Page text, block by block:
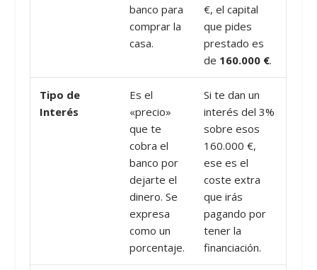
banco para
comprar la
casa.
€, el capital
que pides
prestado es
de 160.000 €.
Tipo de
Interés
Es el
«precio»
que te
cobra el
banco por
dejarte el
dinero. Se
expresa
como un
porcentaje.
Si te dan un
interés del 3%
sobre esos
160.000 €,
ese es el
coste extra
que irás
pagando por
tener la
financiación.